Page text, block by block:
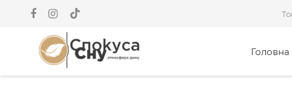
Головна